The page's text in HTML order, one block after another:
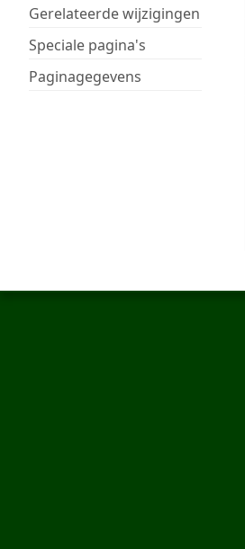
Gerelateerde wijzigingen
Speciale pagina's
Paginagegevens